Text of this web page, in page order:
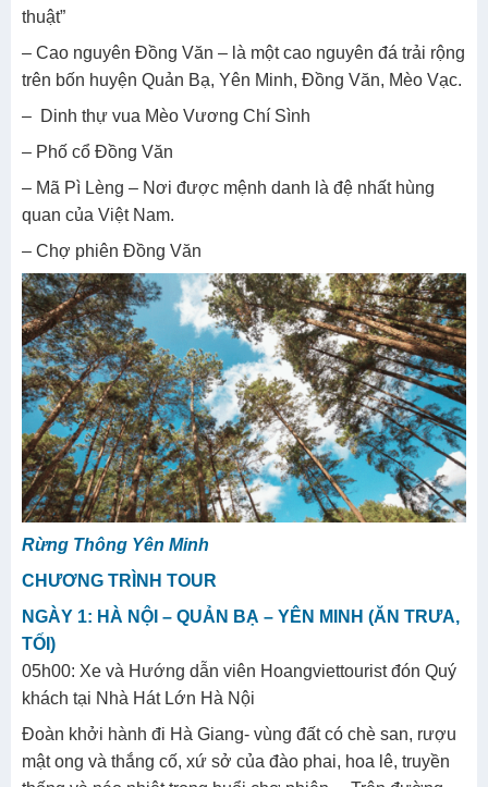
thuật”
– Cao nguyên Đồng Văn – là một cao nguyên đá trải rộng
trên bốn huyện Quản Bạ, Yên Minh, Đồng Văn, Mèo Vạc.
– Dinh thự vua Mèo Vương Chí Sình
– Phố cổ Đồng Văn
– Mã Pì Lèng – Nơi được mệnh danh là đệ nhất hùng
quan của Việt Nam.
– Chợ phiên Đồng Văn
Rừng Thông Yên Minh
CHƯƠNG TRÌNH TOUR
NGÀY 1: HÀ NỘI – QUẢN BẠ – YÊN MINH (ĂN TRƯA,
TỐI)
05h00: Xe và Hướng dẫn viên Hoangviettourist đón Quý
khách tại Nhà Hát Lớn Hà Nội
Đoàn khởi hành đi Hà Giang- vùng đất có chè san, rượu
mật ong và thắng cố, xứ sở của đào phai, hoa lê, truyền